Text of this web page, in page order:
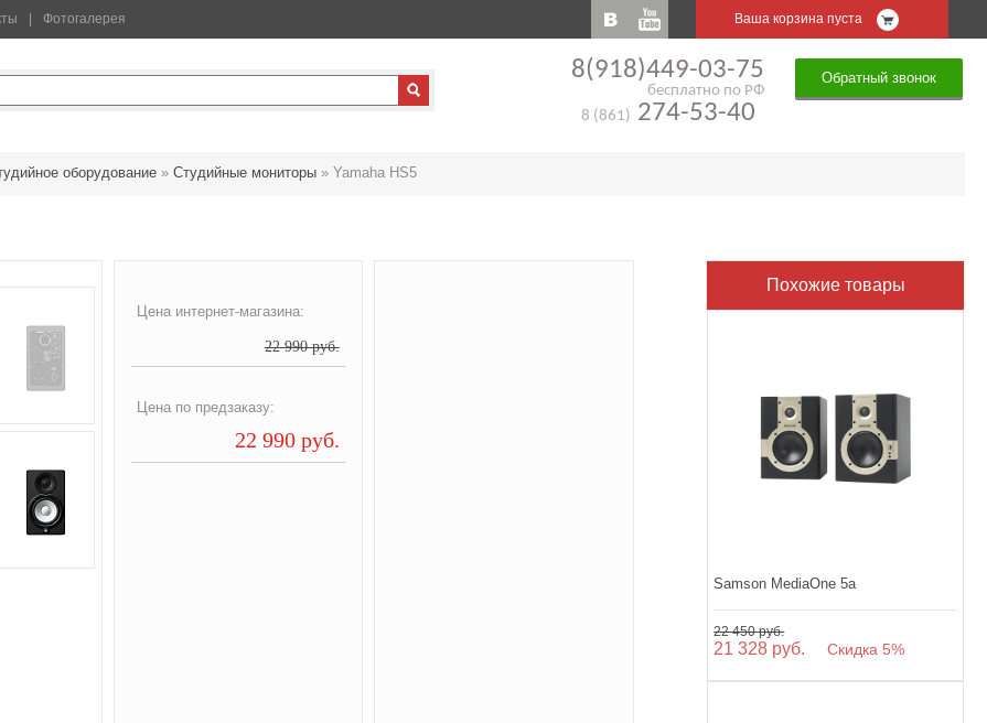
Фотогалерея Ваша корзина пуста
8(918)449-03-75
бесплатно по РФ
8 (861) 274-53-40
Обратный звонок
оборудование » Студийные мониторы » Yamaha HS5
Цена интернет-магазина:
22 990 руб.
Цена по предзаказу:
22 990 руб.
Похожие товары
Samson MediaOne 5a
22 450 руб.
21 328 руб. Скидка 5%